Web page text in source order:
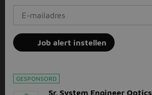
Job alert instellen
GESPONSORD
Sr. System Engineer Optics